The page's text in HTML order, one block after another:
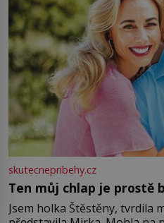
skutecnepribehy.cz
Ten můj chlap je prostě
Jsem holka Štěstěny, tvrdila